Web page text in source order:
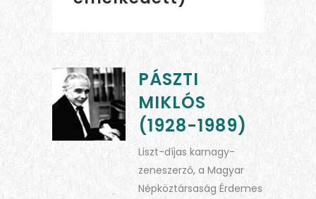
PÁSZTI
MIKLÓS
(1928-1989)
Liszt-díjas karnagy-
zeneszerző, a Magyar
Népköztársaság Érdemes